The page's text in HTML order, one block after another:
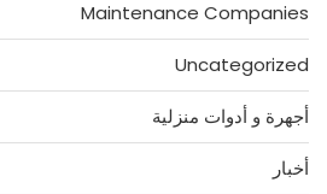
Maintenance Companies
Uncategorized
أجهرة و أدوات منزلية
أخبار